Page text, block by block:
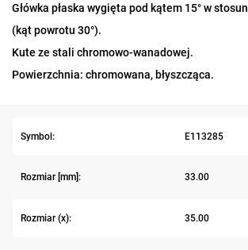
Główka płaska wygięta pod kątem 15° w
(kąt powrotu 30°).
Kute ze stali chromowo-wanadowej.
Powierzchnia: chromowana, błyszcząca.
Symbol: E113285
Rozmiar [mm]: 33.00
Rozmiar (x): 35.00